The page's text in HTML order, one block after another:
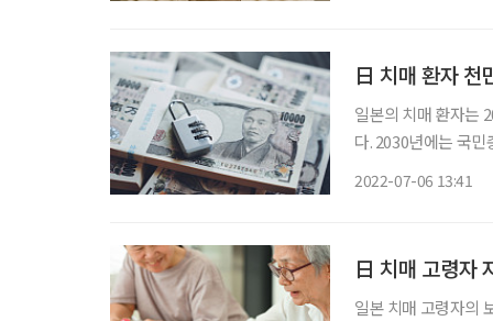
日 치매 환자 천
일본의 치매 환자는
다. 2030년에는 국
2022-07-06 13:41
日 치매 고령자
일본 치매 고령자의